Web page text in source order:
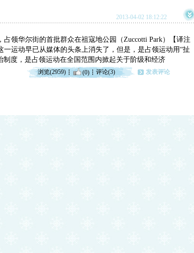
2013-04-02 18:12:22
占领华尔街的首批群众在祖寇地公园（Zuccotti Park）【译注
一运动早已从媒体的头条上消失了，但是，是占领运动用“扯
制度，是占领运动在全国范围内掀起关于阶级和经济
浏览(2959) (0) 评论(3) 发表评论